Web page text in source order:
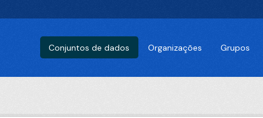
Conjuntos de dados Organizações Grupos